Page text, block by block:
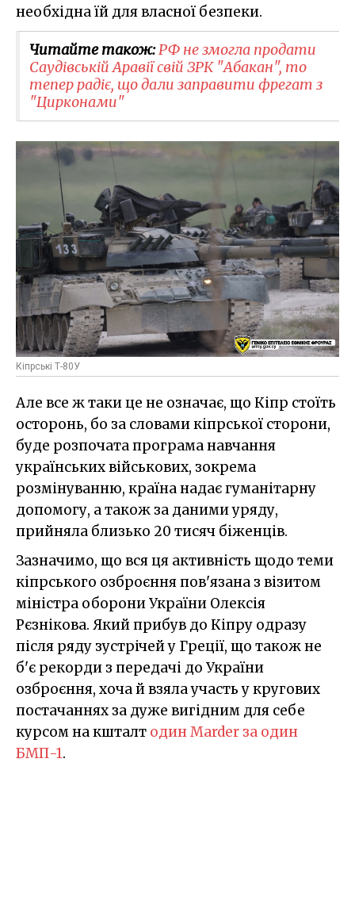
необхідна їй для власної безпеки.
Читайте також:РФ не змогла продати
Саудівській Аравії свій ЗРК "Абакан", то
тепер радіє, що дали заправити фрегат з
"Цирконами"
Кіпрські Т-80У
Але все ж таки це не означає, що Кіпр стоїть
осторонь, бо за словами кіпрської сторони,
буде розпочата програма навчання
українських військових, зокрема
розмінуванню, країна надає гуманітарну
допомогу, а також за даними уряду,
прийняла близько 20 тисяч біженців.
Зазначимо, що вся ця активність щодо теми
кіпрського озброєння пов'язана з візитом
міністра оборони України Олексія
Рєзнікова. Який прибув до Кіпру одразу
після ряду зустрічей у Греції, що також не
б'є рекорди з передачі до України
озброєння, хоча й взяла участь у кругових
постачаннях за дуже вигідним для себе
курсом на кшталт один Marder за один
БМП-1.